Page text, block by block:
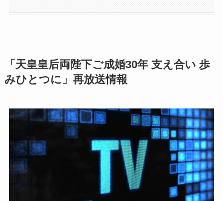
「天皇皇后両陛下ご成婚30年 支え合い 歩
みひとつに」再放送情報